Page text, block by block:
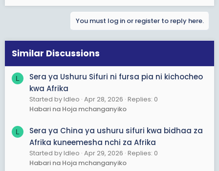
You must log in or register to reply here.
Similar Discussions
L
Sera ya Ushuru Sifuri ni fursa pia ni kichocheo
kwa Afrika
Started by ldleo Apr 28, 2026 Replies: 0
Habari na Hoja mchanganyiko
L
Sera ya China ya ushuru sifuri kwa bidhaa za
Afrika kuneemesha nchi za Afrika
Started by ldleo Apr 29, 2026 Replies: 0
Habari na Hoja mchanganyiko